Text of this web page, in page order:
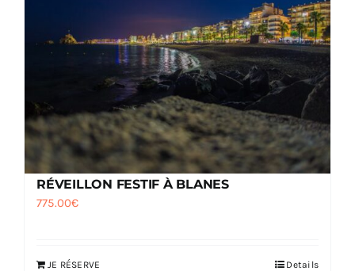
RÉVEILLON FESTIF À BLANES
775.00€
JE RÉSERVE Details